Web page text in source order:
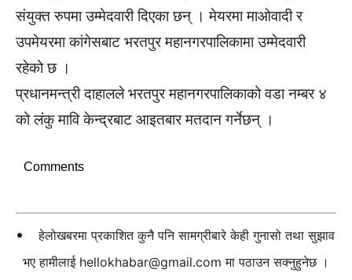
संयुक्त रुपमा उम्मेदवारी दिएका छन् । मेयरमा माओवादी र
उपमेयरमा कांगेसबाट भरतपुर महानगरपालिकामा उम्मेदवारी
रहेको छ ।
प्रधानमन्त्री दाहालले भरतपुर महानगरपालिकाको वडा नम्बर ४
को लंकु मावि केन्द्रबाट आइतबार मतदान गर्नेछन् ।
Comments
हेलोखबरमा प्रकाशित कुनै पनि सामग्रीबारे केही गुनासो तथा सुझाव
भए हामीलाई hellokhabar@gmail.com मा पठाउन सक्नुहुनेछ ।